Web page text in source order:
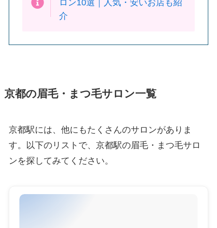
ロン10選｜人気・安いお店も紹
介
京都の眉毛・まつ毛サロン一覧
京都駅には、他にもたくさんのサロンがありま
す。以下のリストで、京都駅の眉毛・まつ毛サロ
ンを探してみてください。